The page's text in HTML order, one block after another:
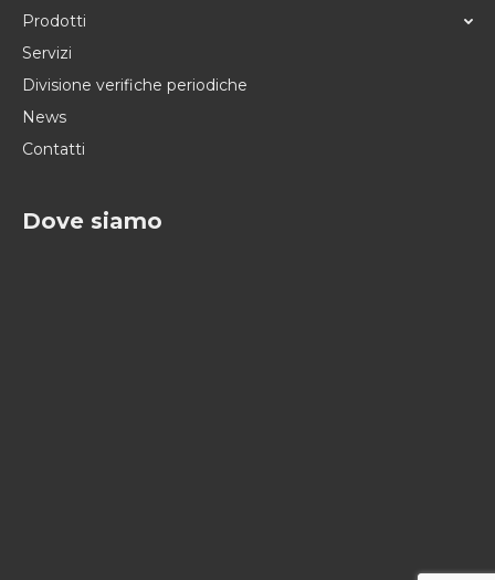
Prodotti
Servizi
Divisione verifiche periodiche
News
Contatti
Dove siamo